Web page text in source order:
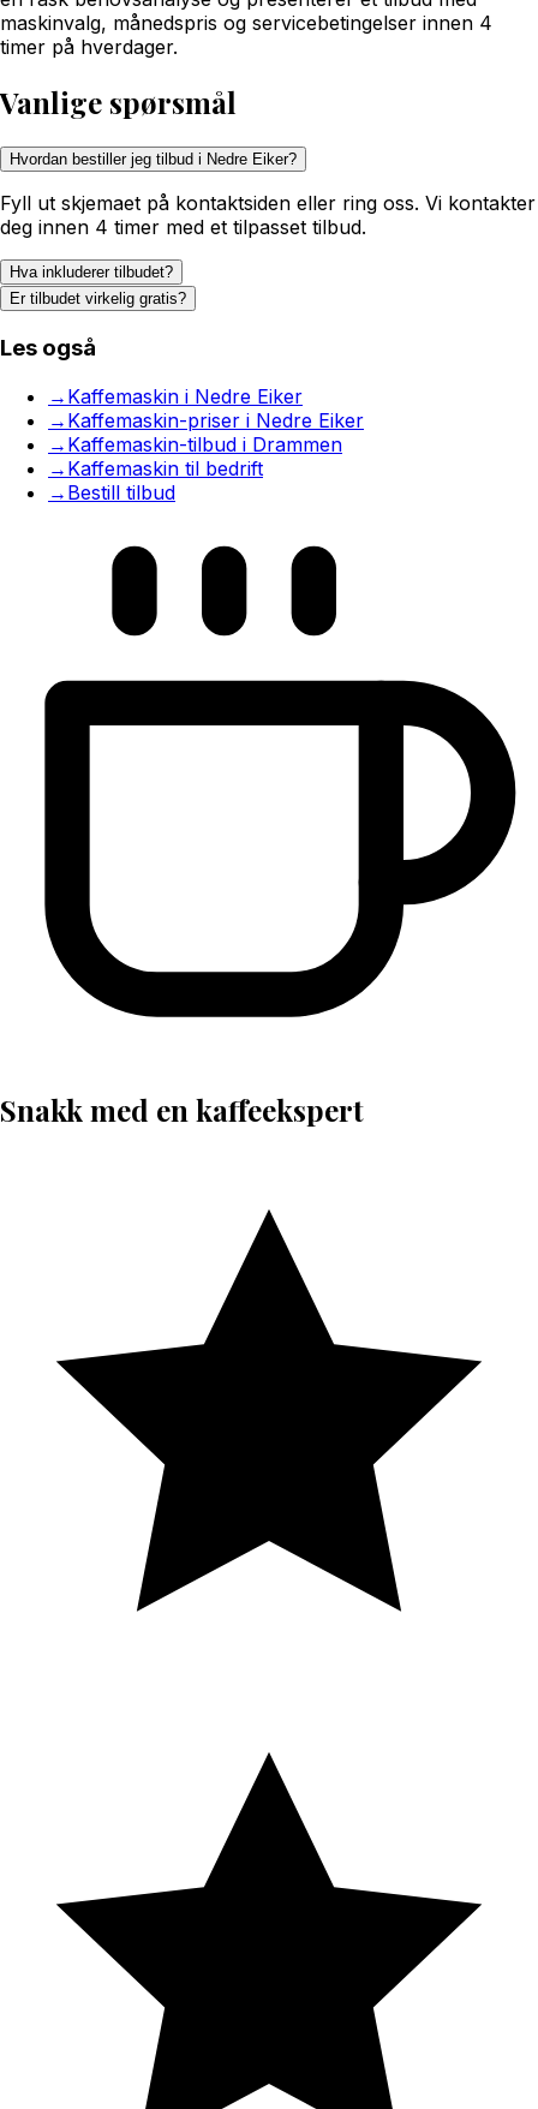
maskinvalg, månedspris og servicebetingelser innen 4
timer på hverdager.
Vanlige spørsmål
Hvordan bestiller jeg tilbud i Nedre Eiker?
Fyll ut skjemaet på kontaktsiden eller ring oss. Vi kontakter
deg innen 4 timer med et tilpasset tilbud.
Hva inkluderer tilbudet?
Er tilbudet virkelig gratis?
Les også
→ Kaffemaskin i Nedre Eiker
→ Kaffemaskin-priser i Nedre Eiker
→ Kaffemaskin-tilbud i Drammen
→ Kaffemaskin til bedrift
→ Bestill tilbud
Snakk med en kaffeekspert